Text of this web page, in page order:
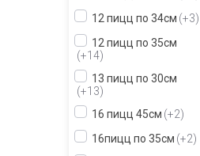
12 пицц по 34см +3
12 пицц по 35см
+14
13 пицц по 30см
+13
16 пицц 45см +2
16пицц по 35см +2